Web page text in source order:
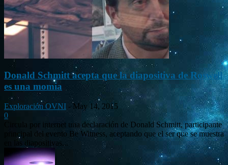
Donald Schmitt acepta que la diapositiva de Roswell
es una momia
Exploración OVNI - May 14, 2015
0
Circula por internet una declaración de Donald Schmitt, participante
principal del evento Be Witness, aceptando que el ser que se muestra
en las diapositivas...